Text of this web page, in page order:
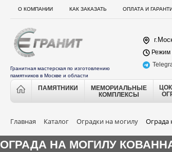
О КОМПАНИИ КАК ЗАКАЗАТЬ ОПЛАТА И
Гранитная мастерская по изготовлению
памятников в Москве и области
Режим
ПАМЯТНИКИ
МЕМОРИАЛЬНЫЕ
КОМПЛЕКСЫ
Главная Каталог Оградки на могилу Ограда
ОГРАДА НА МОГИЛУ